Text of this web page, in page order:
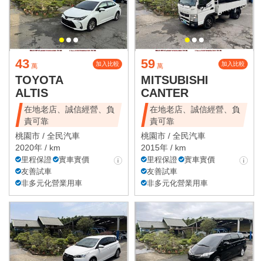
43 萬 加入比較
TOYOTA
ALTIS
在地老店、誠信經營、負
責可靠
桃園市 / 全民汽車
2020年 / km
里程保證
實車實價
友善試車
非多元化營業用車
59 萬 加入比較
MITSUBISHI
CANTER
在地老店、誠信經營、負
責可靠
桃園市 / 全民汽車
2015年 / km
里程保證
實車實價
友善試車
非多元化營業用車